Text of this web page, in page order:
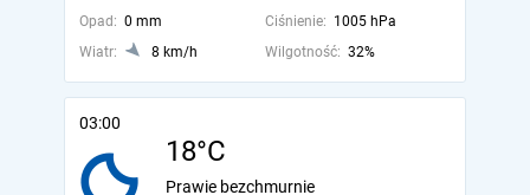
Opad: 0 mm Ciśnienie: 1005 hPa
Wiatr:
8 km/h Wilgotność: 32%
03:00
18°C
Prawie bezchmurnie